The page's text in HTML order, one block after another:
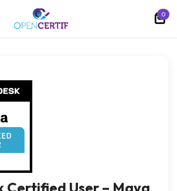
0
Certified User – Maya